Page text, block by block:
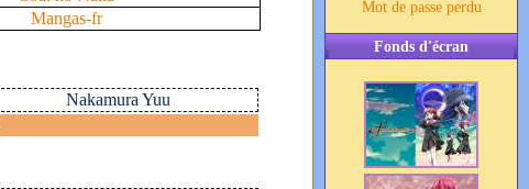
Mot de passe perdu
Fonds d'écran
Mangas-fr
Nakamura Yuu